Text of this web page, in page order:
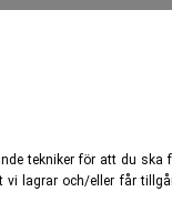
tekniker för att du ska
vi lagrar och/eller får
Google
Stockholms
miljarder
tio miljoner